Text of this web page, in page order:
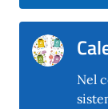
Nel